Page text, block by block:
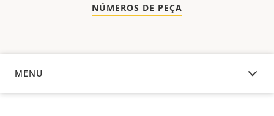
NÚMEROS DE PEÇA
MENU
VISÃO GERAL